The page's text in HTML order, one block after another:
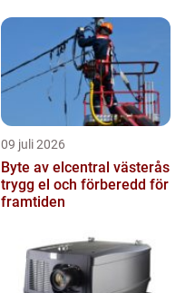
09 juli 2026
Byte av elcentral västerås
trygg el och förberedd för
framtiden